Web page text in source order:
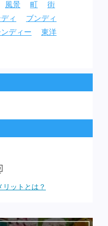
風景 町
街
ィ
ブンディ
ディー
東洋
ットとは？